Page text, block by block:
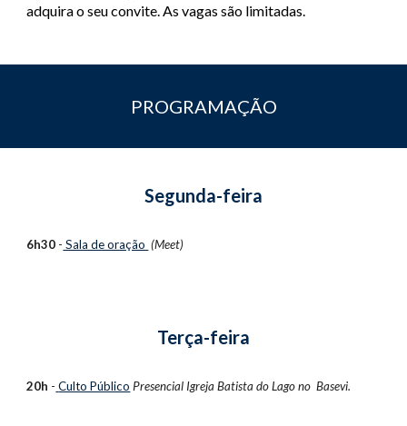
adquira o seu convite. As vagas são limitadas.
PROGRAMAÇÃO
Segunda-feira
6h30 - Sala de oração (Meet)
Terça-feira
20h - Culto Público Presencial Igreja Batista do Lago no Basevi.